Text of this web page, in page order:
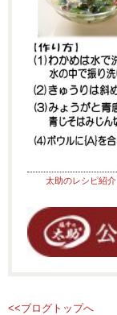
太助のレシピ紹介
<<ブログトップへ